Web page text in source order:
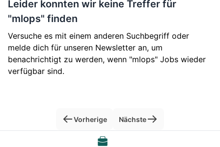
Leider konnten wir keine Treffer für
"mlops" finden
Versuche es mit einem anderen Suchbegriff oder
melde dich für unseren Newsletter an, um
benachrichtigt zu werden, wenn "mlops" Jobs wieder
verfügbar sind.
Vorherige Nächste